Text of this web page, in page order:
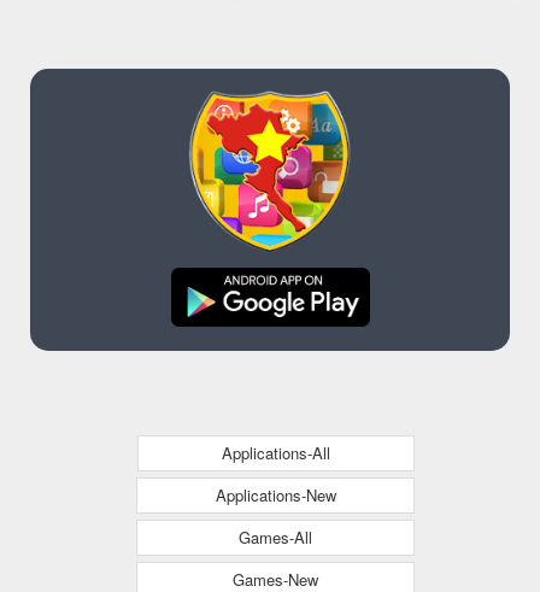
Applications-All
Applications-New
Games-All
Games-New